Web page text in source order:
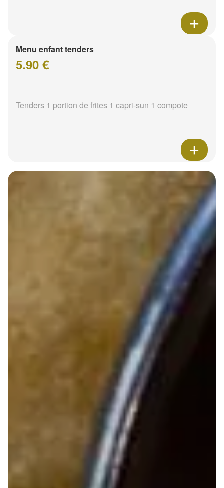
Menu enfant tenders
5.90 €
Tenders 1 portion de frites 1 capri-sun 1 compote